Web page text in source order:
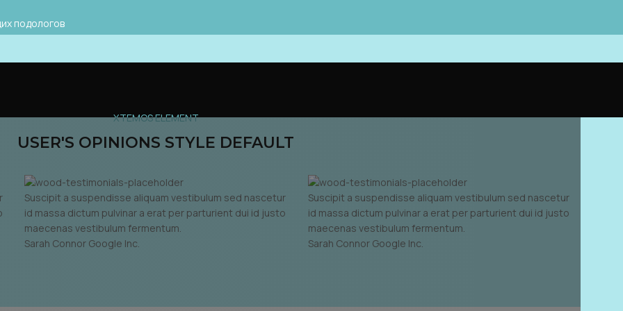
подологов
XTEMOS ELEMENT
USER'S OPINIONS STYLE DEFAULT
Suscipit a suspendisse aliquam vestibulum sed nascetur
id massa dictum pulvinar a erat per parturient dui id justo
maecenas vestibulum fermentum.
Sarah Connor Google Inc.
Suscipit a suspendisse aliquam vestibulum sed nascetur
id massa dictum pulvinar a erat per parturient dui id justo
maecenas vestibulum fermentum.
Sarah Connor Google Inc.